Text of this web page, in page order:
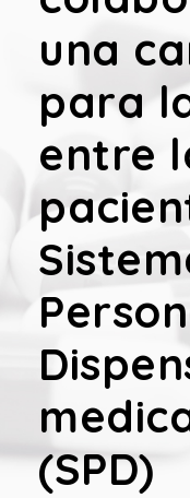
una
para
entre
(SPD)